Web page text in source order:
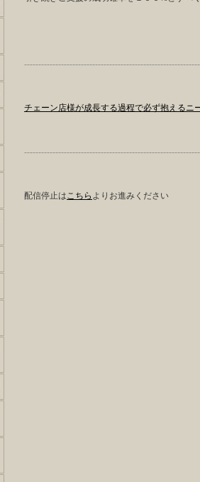
チェーン店様が成長する過程で必ず抱えるニ
配信停止はこちら よりお進みください